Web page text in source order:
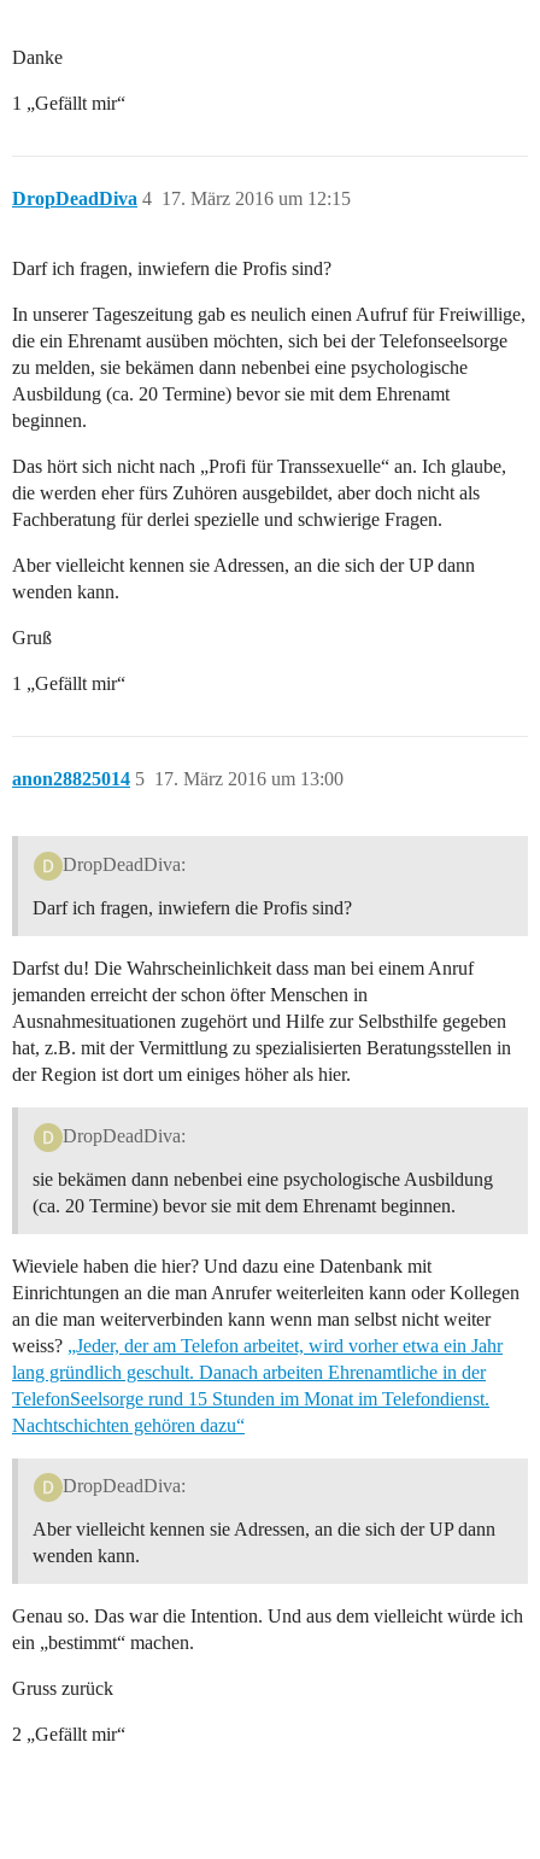
Danke
1 „Gefällt mir“
DropDeadDiva 17. März 2016 um 12:15
4
Darf ich fragen, inwiefern die Profis sind?
In unserer Tageszeitung gab es neulich einen Aufruf für Freiwillige,
die ein Ehrenamt ausüben möchten, sich bei der Telefonseelsorge
zu melden, sie bekämen dann nebenbei eine psychologische
Ausbildung (ca. 20 Termine) bevor sie mit dem Ehrenamt
beginnen.
Das hört sich nicht nach „Profi für Transsexuelle“ an. Ich glaube,
die werden eher fürs Zuhören ausgebildet, aber doch nicht als
Fachberatung für derlei spezielle und schwierige Fragen.
Aber vielleicht kennen sie Adressen, an die sich der UP dann
wenden kann.
Gruß
1 „Gefällt mir“
anon28825014 17. März 2016 um 13:00
5
DropDeadDiva:
Darf ich fragen, inwiefern die Profis sind?
Darfst du! Die Wahrscheinlichkeit dass man bei einem Anruf
jemanden erreicht der schon öfter Menschen in
Ausnahmesituationen zugehört und Hilfe zur Selbsthilfe gegeben
hat, z.B. mit der Vermittlung zu spezialisierten Beratungsstellen in
der Region ist dort um einiges höher als hier.
DropDeadDiva:
sie bekämen dann nebenbei eine psychologische Ausbildung
(ca. 20 Termine) bevor sie mit dem Ehrenamt beginnen.
Wieviele haben die hier? Und dazu eine Datenbank mit
Einrichtungen an die man Anrufer weiterleiten kann oder Kollegen
an die man weiterverbinden kann wenn man selbst nicht weiter
weiss? „Jeder, der am Telefon arbeitet, wird vorher etwa ein Jahr
lang gründlich geschult. Danach arbeiten Ehrenamtliche in der
TelefonSeelsorge rund 15 Stunden im Monat im Telefondienst.
Nachtschichten gehören dazu“
DropDeadDiva:
Aber vielleicht kennen sie Adressen, an die sich der UP dann
wenden kann.
Genau so. Das war die Intention. Und aus dem vielleicht würde ich
ein „bestimmt“ machen.
Gruss zurück
2 „Gefällt mir“